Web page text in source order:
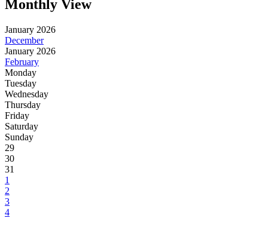
Monthly View
January 2026
December
January 2026
February
Monday
Tuesday
Wednesday
Thursday
Friday
Saturday
Sunday
29
30
31
1
2
3
4